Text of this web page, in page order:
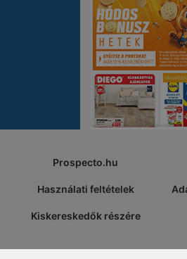
Prospecto.hu
Használati feltételek
Kiskereskedők részére